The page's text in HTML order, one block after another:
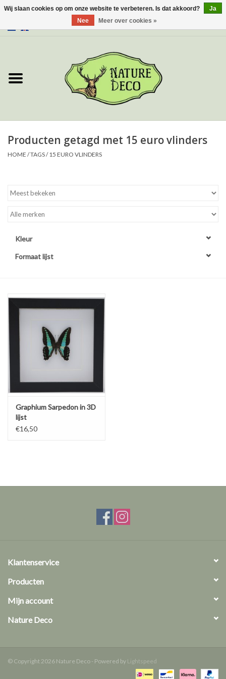
Over ons
Nieuw
Vlinders
Insecten
Huiden & vachten
Opgezette dieren
Hout decoratie
Producten getagd met 15 euro vlinders
HOME /TAGS/15 EURO VLINDERS
Kleur
Formaat lijst
Graphium Sarpedon in 3D
lijst
€16,50
Klantenservice
Producten
Mijn account
Nature Deco
© Copyright 2026 Nature Deco - Powered by Lightspeed
Wij slaan cookies op om onze website te verbeteren. Is dat akkoord?
Ja
Nee
Meer over cookies »